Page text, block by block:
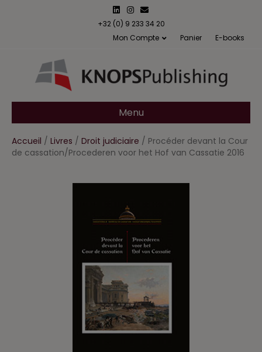
n
n
s
a
m
m
a
l
+32 (0) 9 233 34 20
Mon Compte
Panier E-books
Menu
Accueil / Livres / Droit judiciaire / Procéder devant la Cour
de cassation/Procederen voor het Hof van Cassatie 2016